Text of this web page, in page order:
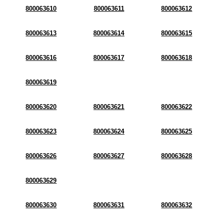
800063610 800063611 800063612
800063613 800063614 800063615
800063616 800063617 800063618
800063619
800063620 800063621 800063622
800063623 800063624 800063625
800063626 800063627 800063628
800063629
800063630 800063631 800063632